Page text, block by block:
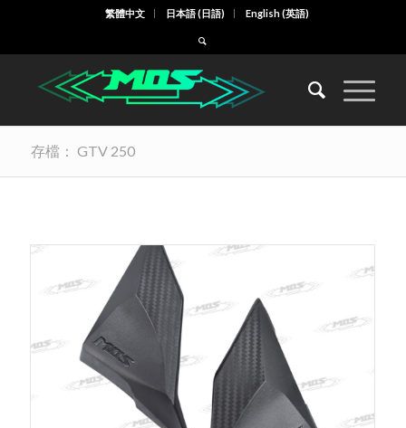
繁體中文 日本語(日語) English(英語)
存檔： GTV 250